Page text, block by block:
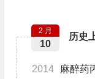
历史
2 月
10
2014 麻醉药